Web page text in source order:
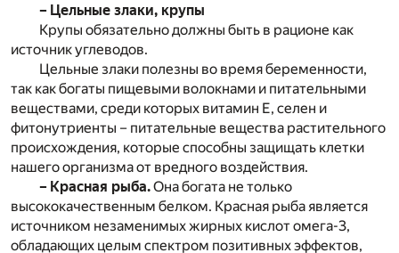
– Цельные злаки, крупы
Крупы обязательно должны быть в рационе как
источник углеводов.
Цельные злаки полезны во время беременности,
так как богаты пищевыми волокнами и питательными
веществами, среди которых витамин Е, селен и
фитонутриенты – питательные вещества растительного
происхождения, которые способны защищать клетки
нашего организма от вредного воздействия.
– Красная рыба.Она богата не только
высококачественным белком. Красная рыба является
источником незаменимых жирных кислот омега-3,
обладающих целым спектром позитивных эффектов,